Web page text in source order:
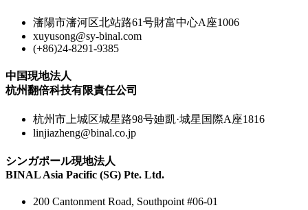
瀋陽市瀋河区北站路61号財富中心A座1006
xuyusong@sy-binal.com
(+86)24-8291-9385
中国現地法人
杭州翻倍科技有限責任公司
杭州市上城区城星路98号廸凱·城星国際A座1816
linjiazheng@binal.co.jp
シンガポール現地法人
BINAL Asia Pacific (SG) Pte. Ltd.
200 Cantonment Road, Southpoint #06-01